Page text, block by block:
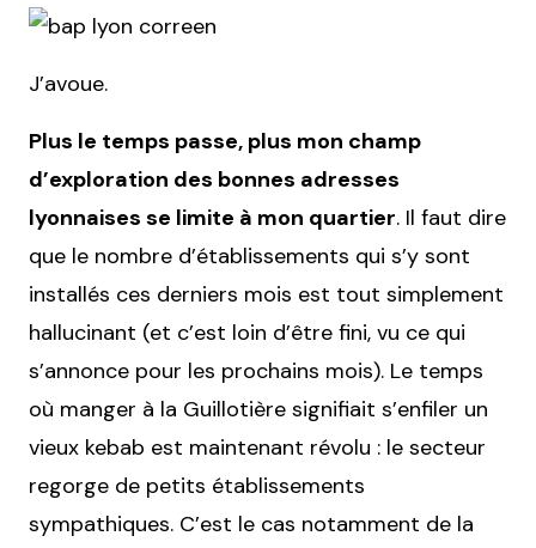
J’avoue.
Plus le temps passe, plus mon champ
d’exploration des bonnes adresses
lyonnaises se limite à mon quartier. Il faut dire
que le nombre d’établissements qui s’y sont
installés ces derniers mois est tout simplement
hallucinant (et c’est loin d’être fini, vu ce qui
s’annonce pour les prochains mois). Le temps
où manger à la Guillotière signifiait s’enfiler un
vieux kebab est maintenant révolu : le secteur
regorge de petits établissements
sympathiques. C’est le cas notamment de la